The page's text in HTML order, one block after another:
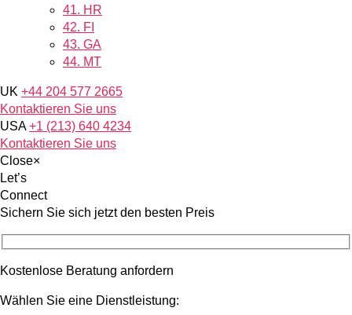
41. HR
42. FI
43. GA
44. MT
UK +44 204 577 2665
Kontaktieren Sie uns
USA +1 (213) 640 4234
Kontaktieren Sie uns
Close×
Let’s
Connect
Sichern Sie sich jetzt den besten Preis
Kostenlose Beratung anfordern
Wählen Sie eine Dienstleistung: